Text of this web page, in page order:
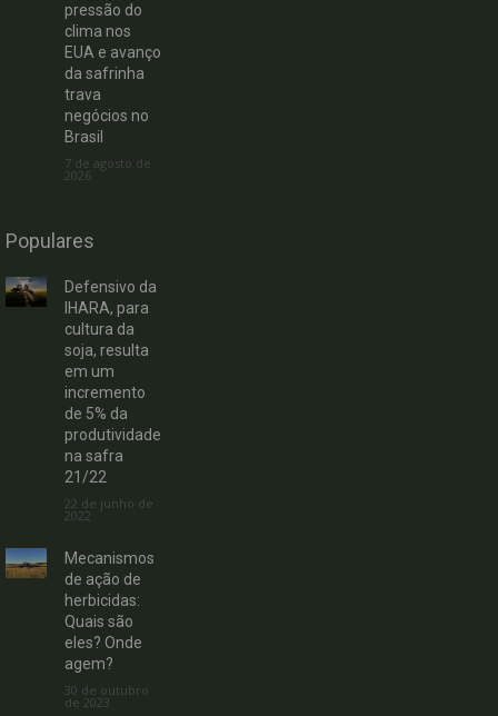
pressão do
clima nos
EUA e avanço
da safrinha
trava
negócios no
Brasil
7 de agosto de
2026
Populares
Defensivo da
IHARA, para
cultura da
soja, resulta
em um
incremento
de 5% da
produtividade
na safra
21/22
22 de junho de
2022
Mecanismos
de ação de
herbicidas:
Quais são
eles? Onde
agem?
30 de outubro
de 2023